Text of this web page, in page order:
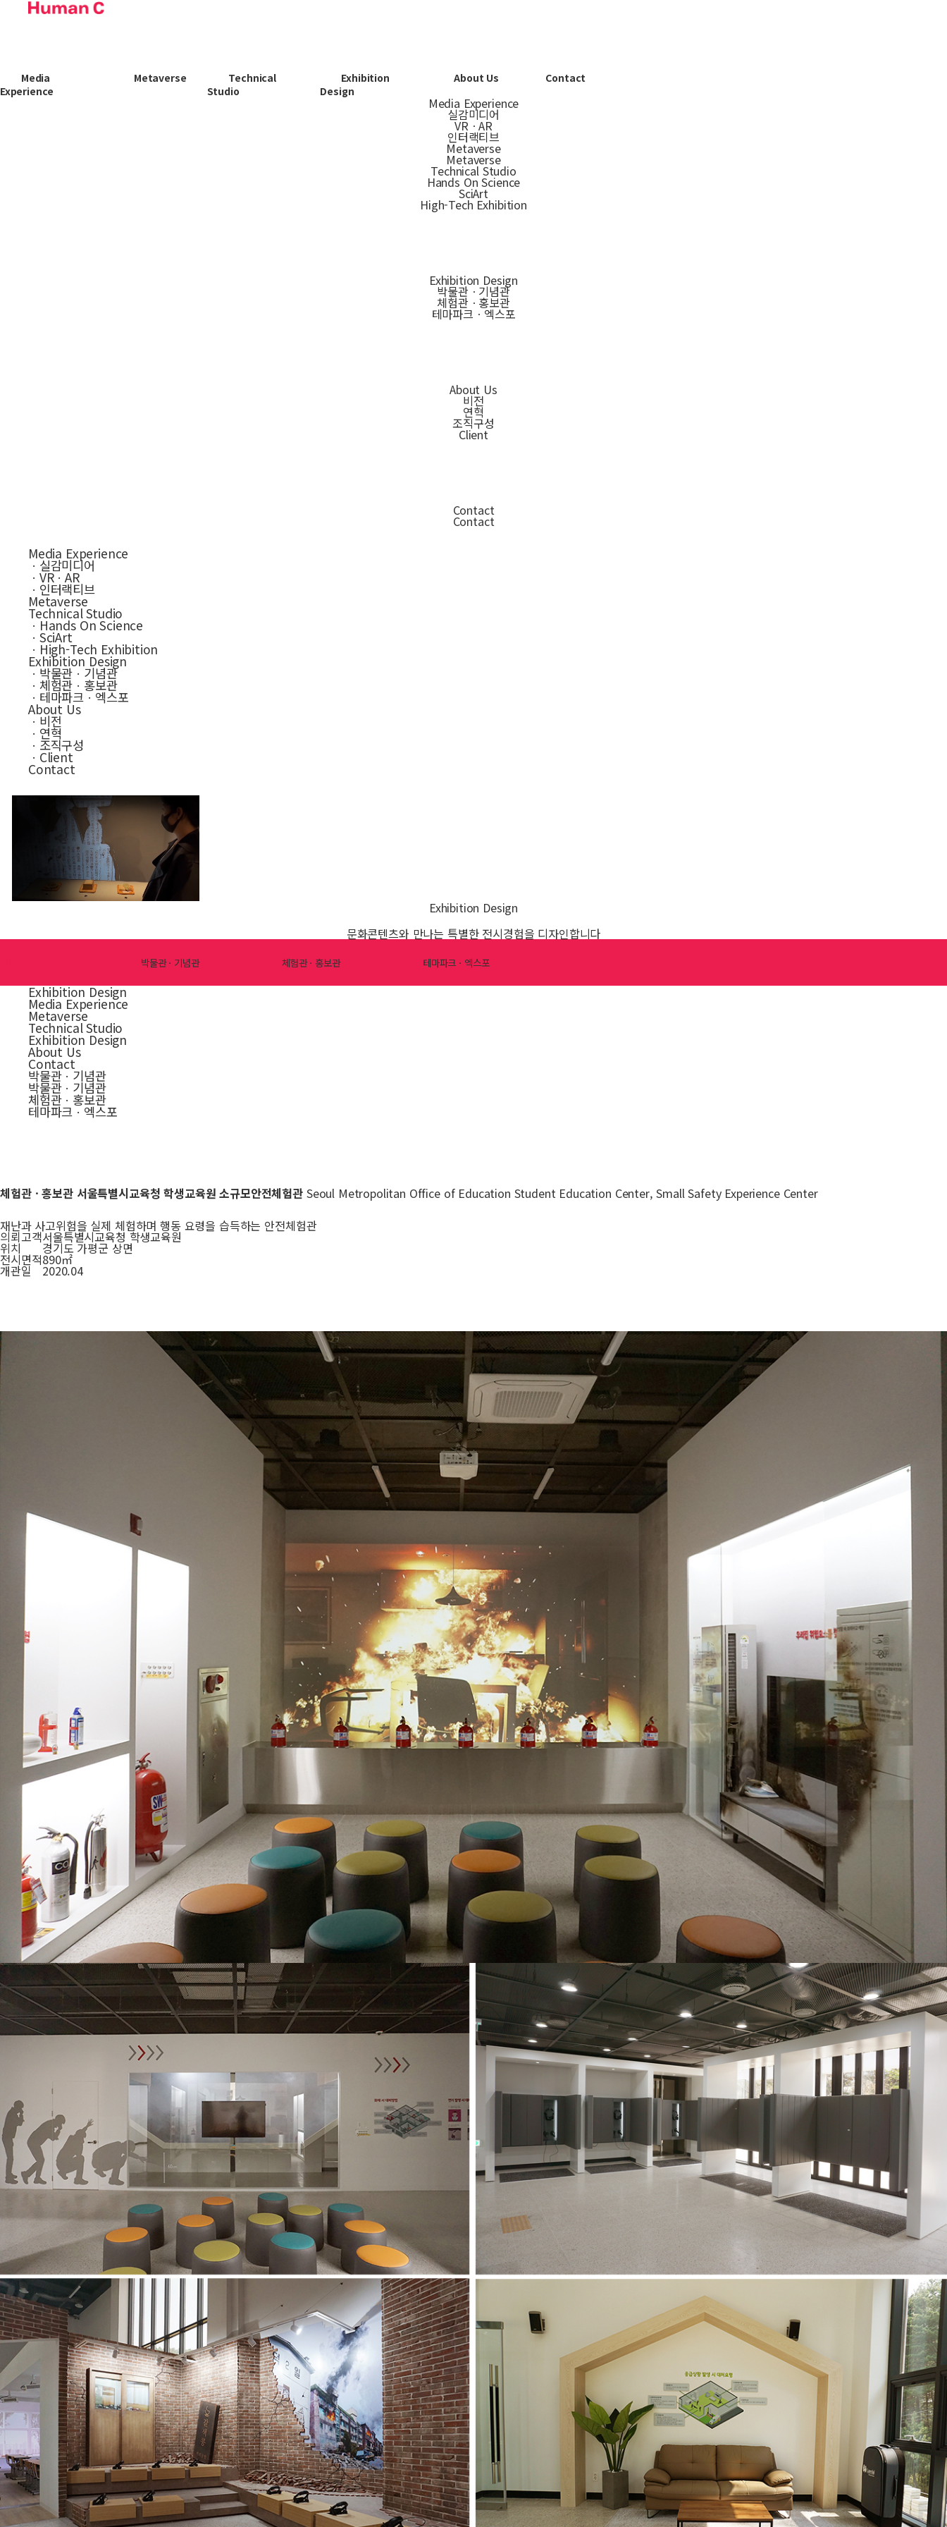
Media
Experience
Metaverse
Technical
Studio
Exhibition
Design
About Us Contact
Media Experience
실감미디어
VRㆍAR
인터랙티브
Metaverse
Metaverse
Technical Studio
Hands On Science
SciArt
High-Tech Exhibition
Exhibition Design
박물관ㆍ기념관
체험관ㆍ홍보관
테마파크ㆍ엑스포
About Us
비전
연혁
조직구성
Client
Contact
Contact
Media Experience
ㆍ실감미디어
ㆍVRㆍAR
ㆍ인터랙티브
Metaverse
Technical Studio
ㆍHands On Science
ㆍSciArt
ㆍHigh-Tech Exhibition
Exhibition Design
ㆍ박물관ㆍ기념관
ㆍ체험관ㆍ홍보관
ㆍ테마파크ㆍ엑스포
About Us
ㆍ비전
ㆍ연혁
ㆍ조직구성
ㆍClient
Contact
Exhibition Design
문화콘텐츠와 만나는 특별한 전시경험을 디자인합니다
박물관ㆍ기념관 체험관ㆍ홍보관 테마파크ㆍ엑스포
Exhibition Design
Media Experience
Metaverse
Technical Studio
Exhibition Design
About Us
Contact
박물관ㆍ기념관
박물관ㆍ기념관
체험관ㆍ홍보관
테마파크ㆍ엑스포
체험관ㆍ홍보관 서울특별시교육청 학생교육원 소규모안전체험관 Seoul Metropolitan Office of Education Student Education Center, Small Safety Experience Center
재난과 사고위험을 실제 체험하며 행동 요령을 습득하는 안전체험관
의뢰고객서울특별시교육청 학생교육원
위치 경기도 가평군 상면
전시면적890㎡
개관일 2020.04